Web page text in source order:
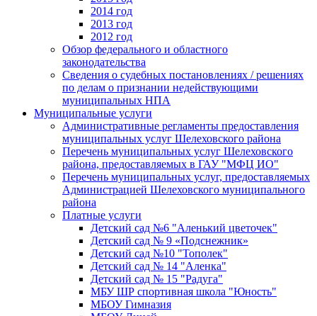
2014 год
2013 год
2012 год
Обзор федерального и областного
законодательства
Сведения о судебных постановлениях / решениях
по делам о признании недействующими
муниципальных НПА
Муниципальные услуги
Административные регламенты предоставления
муниципальных услуг Шелеховского района
Перечень муниципальных услуг Шелеховского
района, предоставляемых в ГАУ "МФЦ ИО"
Перечень муниципальных услуг, предоставляемых
Администрацией Шелеховского муниципального
района
Платные услуги
Детский сад №6 "Аленький цветочек"
Детский сад № 9 «Подснежник»
Детский сад №10 "Тополек"
Детский сад № 14 "Аленка"
Детский сад № 15 "Радуга"
МБУ ШР спортивная школа "Юность"
МБОУ Гимназия